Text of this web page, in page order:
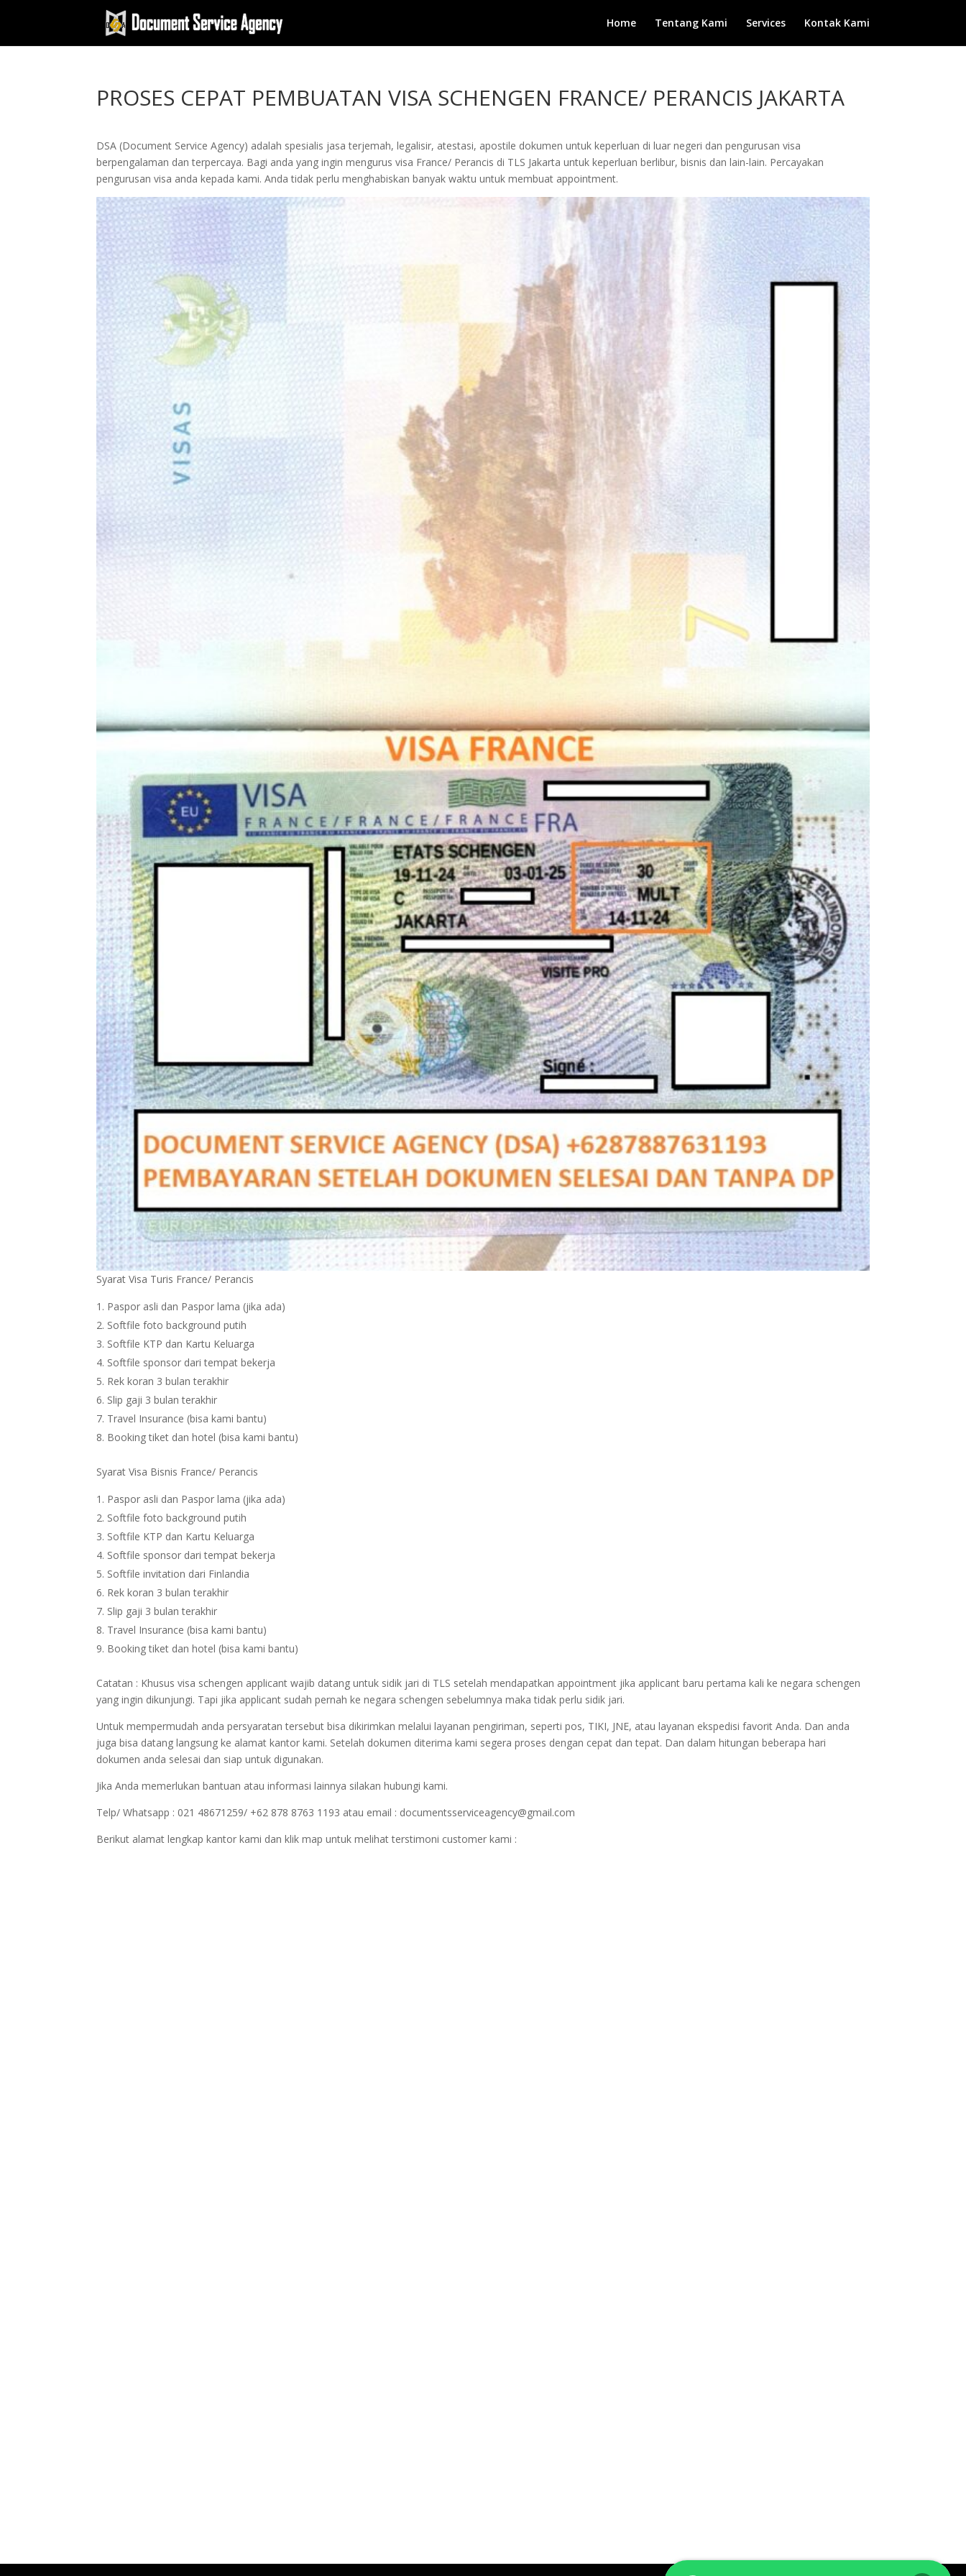
Home Tentang Kami Services Kontak Kami
PROSES CEPAT PEMBUATAN VISA SCHENGEN FRANCE/ PERANCIS JAKARTA
DSA (Document Service Agency) adalah spesialis jasa terjemah, legalisir, atestasi, apostile dokumen untuk keperluan di luar negeri dan pengurusan visa
berpengalaman dan terpercaya. Bagi anda yang ingin mengurus visa France/ Perancis di TLS Jakarta untuk keperluan berlibur, bisnis dan lain-lain. Percayakan
pengurusan visa anda kepada kami. Anda tidak perlu menghabiskan banyak waktu untuk membuat appointment.
Syarat Visa Turis France/ Perancis
Paspor asli dan Paspor lama (jika ada)
Softfile foto background putih
Softfile KTP dan Kartu Keluarga
Softfile sponsor dari tempat bekerja
Rek koran 3 bulan terakhir
Slip gaji 3 bulan terakhir
Travel Insurance (bisa kami bantu)
Booking tiket dan hotel (bisa kami bantu)
Syarat Visa Bisnis France/ Perancis
Paspor asli dan Paspor lama (jika ada)
Softfile foto background putih
Softfile KTP dan Kartu Keluarga
Softfile sponsor dari tempat bekerja
Softfile invitation dari Finlandia
Rek koran 3 bulan terakhir
Slip gaji 3 bulan terakhir
Travel Insurance (bisa kami bantu)
Booking tiket dan hotel (bisa kami bantu)
Catatan : Khusus visa schengen applicant wajib datang untuk sidik jari di TLS setelah mendapatkan appointment jika applicant baru pertama kali ke negara schengen
yang ingin dikunjungi. Tapi jika applicant sudah pernah ke negara schengen sebelumnya maka tidak perlu sidik jari.
Untuk mempermudah anda persyaratan tersebut bisa dikirimkan melalui layanan pengiriman, seperti pos, TIKI, JNE, atau layanan ekspedisi favorit Anda. Dan anda
juga bisa datang langsung ke alamat kantor kami. Setelah dokumen diterima kami segera proses dengan cepat dan tepat. Dan dalam hitungan beberapa hari
dokumen anda selesai dan siap untuk digunakan.
Jika Anda memerlukan bantuan atau informasi lainnya silakan hubungi kami.
Telp/ Whatsapp : 021 48671259/ +62 878 8763 1193 atau email : documentsserviceagency@gmail.com
Berikut alamat lengkap kantor kami dan klik map untuk melihat terstimoni customer kami :